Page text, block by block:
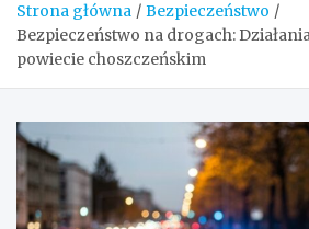
Strona główna
Bezpieczeństwo
Bezpieczeństwo na drogach:
powiecie choszczeńskim